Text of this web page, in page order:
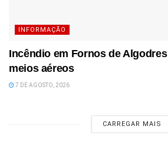
INFORMAÇÃO
Incêndio em Fornos de
meios aéreos
7 DE AGOSTO, 2026
CARREGAR MAIS